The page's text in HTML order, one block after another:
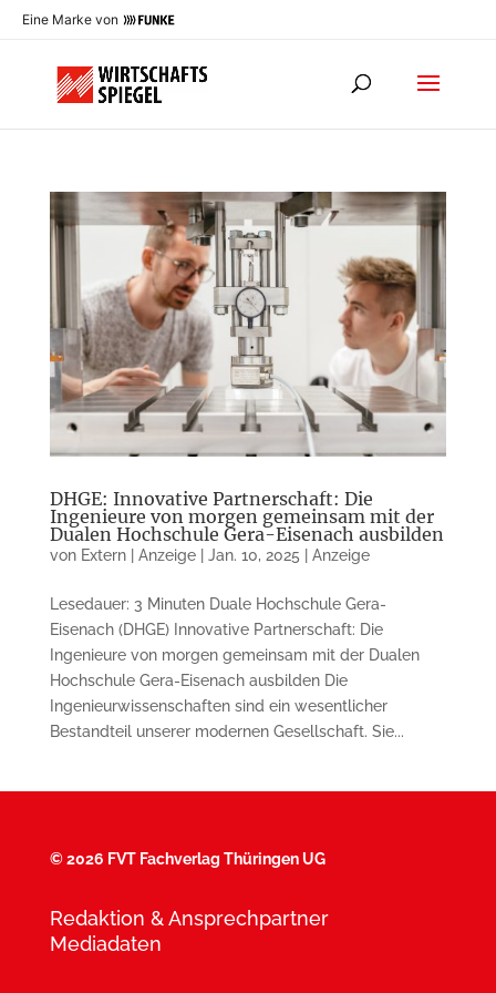
Eine Marke von
DHGE: Innovative Partnerschaft: Die
Ingenieure von morgen gemeinsam mit der
Dualen Hochschule Gera-Eisenach ausbilden
von Extern | Anzeige| Jan. 10, 2025 Anzeige
Lesedauer: 3 Minuten Duale Hochschule Gera-
Eisenach (DHGE) Innovative Partnerschaft: Die
Ingenieure von morgen gemeinsam mit der Dualen
Hochschule Gera-Eisenach ausbilden Die
Ingenieurwissenschaften sind ein wesentlicher
Bestandteil unserer modernen Gesellschaft. Sie...
©2026 FVT Fachverlag Thüringen UG
Redaktion & Ansprechpartner
Mediadaten